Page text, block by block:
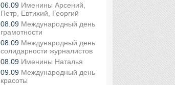
06.09 Именины Арсений,
Петр, Евтихий, Георгий
08.09 Международный день
грамотности
08.09 Международный день
солидарности журналистов
08.09 Именины Наталья
09.09 Международный день
красоты